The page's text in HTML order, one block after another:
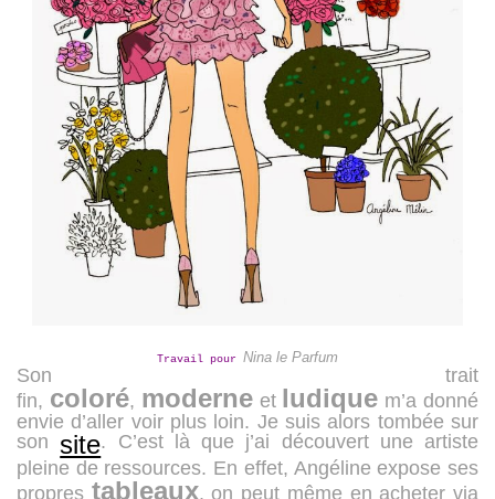
Travail pour Nina le Parfum
Son trait
fin, coloré, moderneet ludique m’a donné
envie d’aller voir plus loin. Je suis alors tombée sur
son site. C’est là que j’ai découvert une artiste
pleine de ressources. En effet, Angéline expose ses
propres tableaux, on peut même en acheter via